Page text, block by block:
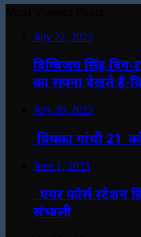
July 27, 2023
दिग्विजय सिंह
का सपना देखते हैं-
July 20, 2023
प्रियंका गांधी 21
June 1, 2023
एयर फोर्स स्टेशन
संभाली